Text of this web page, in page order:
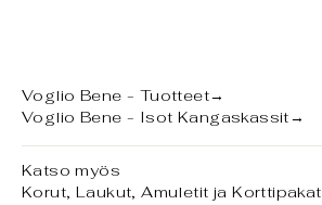
Voglio Bene - Tuotteet→
Voglio Bene - Isot Kangaskassit→
Katso myös
Korut, Laukut, Amuletit ja Korttipakat